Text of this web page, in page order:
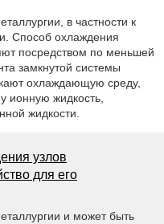
в частности к
Способ охлаждения
посредством по меньшей
замкнутой системы
охлаждающую среду,
ионную жидкость,
жидкости.
узлов
для его
и может быть